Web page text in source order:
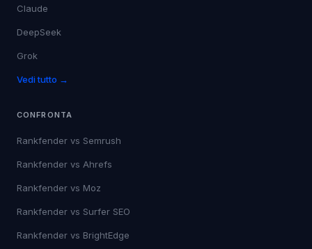
Claude
DeepSeek
Grok
Vedi tutto →
CONFRONTA
Rankfender vs Semrush
Rankfender vs Ahrefs
Rankfender vs Moz
Rankfender vs Surfer SEO
Rankfender vs BrightEdge